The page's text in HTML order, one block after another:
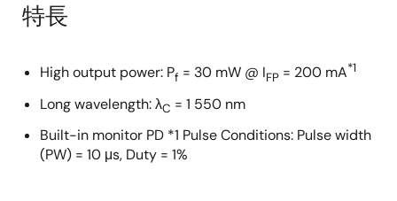
特長
High output power: Pf = 30 mW @ IFP = 200 mA*1
Long wavelength: λC = 1 550 nm
Built-in monitor PD *1 Pulse Conditions: Pulse width
(PW) = 10 μs, Duty = 1%